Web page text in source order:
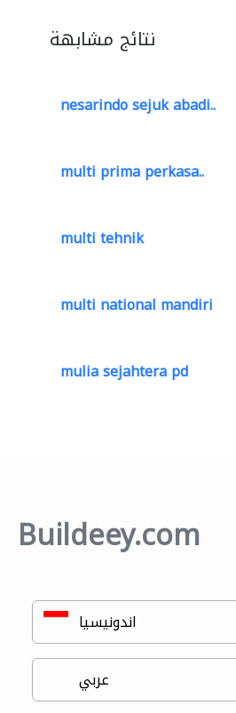
نتائج مشابهة
nesarindo sejuk abadi..
multi prima perkasa..
multi tehnik
multi national mandiri
mulia sejahtera pd
Buildeey.com